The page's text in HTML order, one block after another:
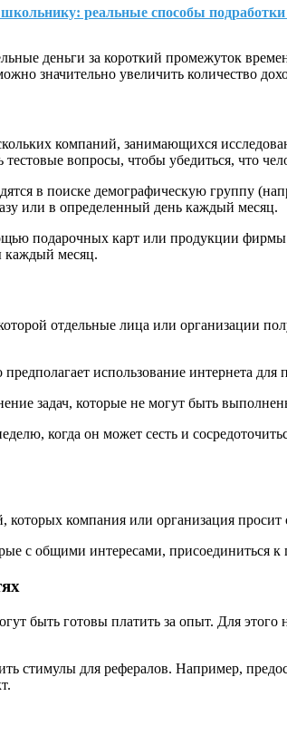
реальные способы
деньги за короткий промежуток
значительно увеличить количество
компаний, занимающихся
вопросы, чтобы убедиться, что
в поиске демографическую группу
или в определенный день каждый месяц.
подарочных карт или продукции
каждый месяц.
отдельные лица или организации
использование интернета
задач, которые не могут быть
когда он может сесть и
компания или организация просит
с общими интересами, присоединиться к
быть готовы платить за опыт. Для
стимулы для рефералов. Например,